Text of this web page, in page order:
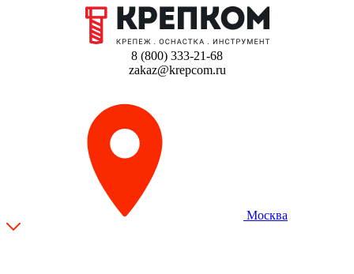
8 (800) 333-21-68
zakaz@krepcom.ru
Москва